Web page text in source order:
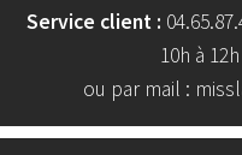
Service client :
10h à
ou par mail :